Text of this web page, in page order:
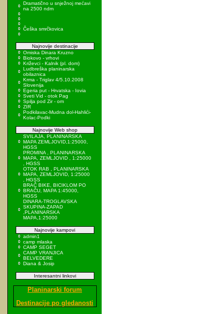
Dramatično u snježnoj mećavi
na 2500 ndm
Češka smrčkovica
Najnovije destinacije
Omiska Dinara Kruzno
Biokovo - vrhovi
Križevci - Kalnik (pl. dom)
Ludbreška planinarska
obilaznica
Krma - Triglav 4/5.10.2008
Slovenija
Egeria put - Hrvatska - Iovia
Sveti Vid - otok Pag
Spilja pod Zir - om
ZIR
Podkilavac-Mudna dol-Hahlići-
Kolac-Podki
Najnovije Web shop
SVILAJA, PLANINARSKA
MAPA ZEMLJOVID,1:25000,
HGSS
PROMINA , PLANINARSKA
MAPA, ZEMLJOVID , 1:25000
, HGSS
OTOK RAB , PLANINARSKA
MAPA, ZEMLJOVID, 1:25000
, HGSS
BRAČ BIKE, BICIKLOM PO
BRAČU, MAPA 1:45000,
HGSS
DINARA-TROGLAVSKA
SKUPINA-ZAPAD
,PLANINARSKA
MAPA,1:25000
Najnovije kampovi
admin1
camp mlaska
CAMP SEGET
CAMP VRANJICA
BELVEDERE
Diana & Josip
Interesantni linkovi
Planinarski forum
Destinacije po gledanosti